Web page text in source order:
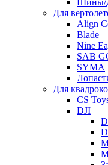
Шины/
Для
Align
Blade
Nine
SAB
SYMA
Для
CS
DJI